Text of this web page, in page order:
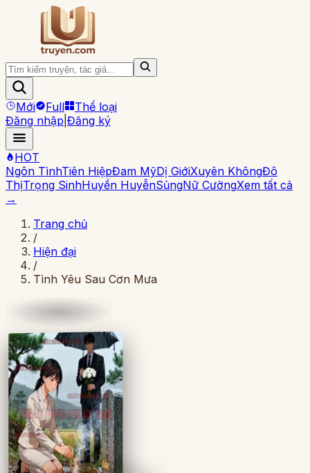
Mới Full
Thể loại
Đăng nhập Đăng ký
HOT
Ngôn TìnhTiên HiệpĐam MỹDị GiớiXuyên KhôngĐô
ThịTrọng SinhHuyền HuyễnSủngNữ CườngXem tất cả
→
Trang chủ
/
Hiện đại
/
Tình Yêu Sau Cơn Mưa